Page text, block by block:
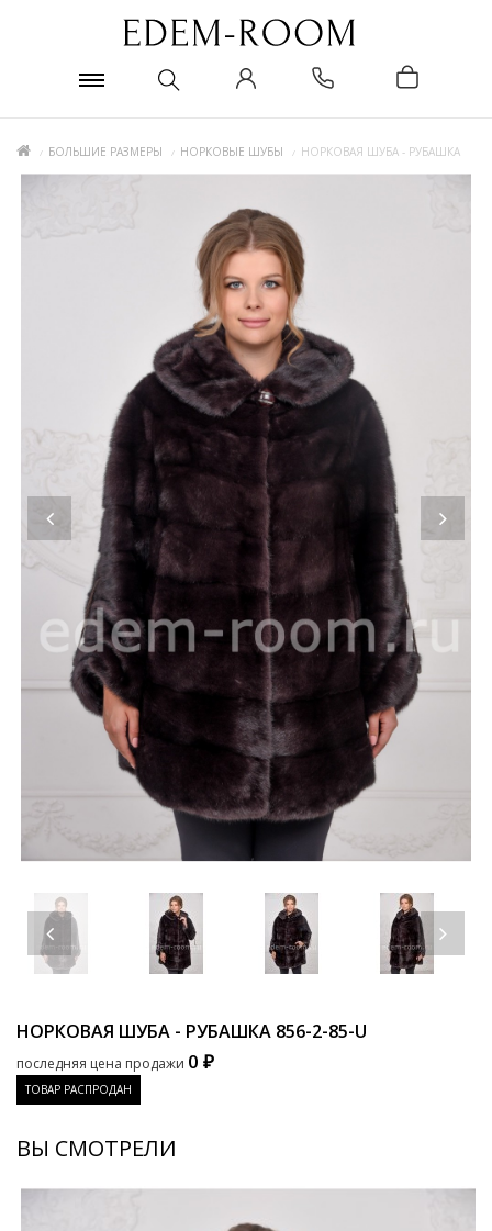
БОЛЬШИЕ РАЗМЕРЫ НОРКОВЫЕ ШУБЫ НОРКОВАЯ ШУБА - РУБАШКА
НОРКОВАЯ ШУБА - РУБАШКА 856-2-85-U
последняя цена продажи 0 ₽
ТОВАР РАСПРОДАН
ВЫ СМОТРЕЛИ